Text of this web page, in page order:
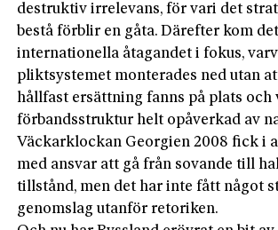
destruktiv irrelevans, för vari det
bestå förblir en gåta. Därefter kom det
internationella åtagandet i fokus,
pliktsystemet monterades ned utan
hållfast ersättning fanns på plats och
förbandsstruktur helt opåverkad av
Väckarklockan Georgien 2008 fick i
med ansvar att gå från sovande till
tillstånd, men det har inte fått något
genomslag utanför retoriken.